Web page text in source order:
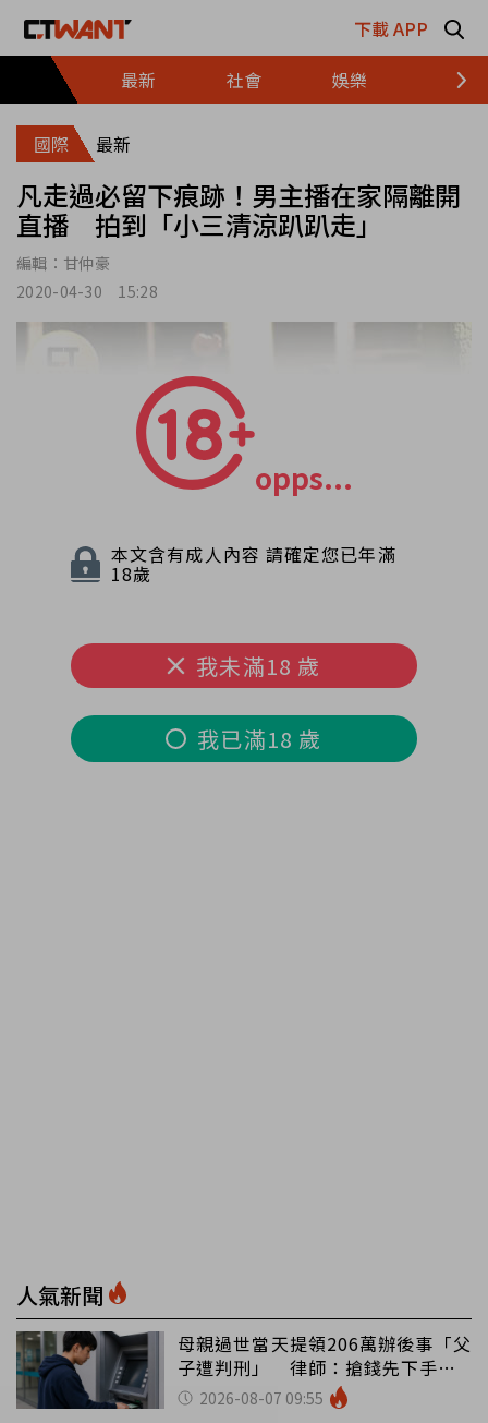
下載 APP
最新
社會 娛樂 財經
國際 最新
凡走過必留下痕跡！男主播在家隔離開
直播 拍到「小三清涼趴趴走」
編輯： 甘仲豪
2020-04-30 15:28
本文含有成人內容 請確定您已年滿
18歲
我未滿18 歲
我已滿18 歲
人氣新聞
母親過世當天提領206萬辦後事「父
子遭判刑」 律師：搶錢先下手是
罪 2026-08-07 09:55